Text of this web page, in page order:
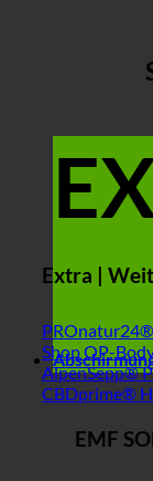
Extra |
ShopOP-
AlpenSepp®
CBDprime®
EMF